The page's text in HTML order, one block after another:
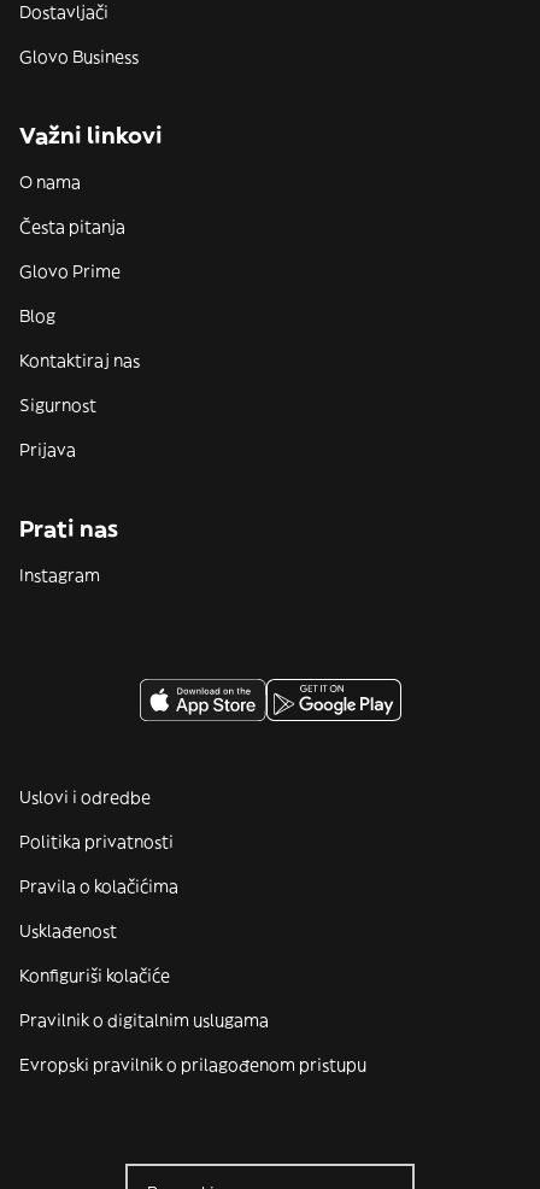
Dostavljači
Glovo Business
Važni linkovi
O nama
Česta pitanja
Glovo Prime
Blog
Kontaktiraj nas
Sigurnost
Prijava
Prati nas
Instagram
Uslovi i odredbe
Politika privatnosti
Pravila o kolačićima
Usklađenost
Konfiguriši kolačiće
Pravilnik o digitalnim uslugama
Evropski pravilnik o prilagođenom pristupu